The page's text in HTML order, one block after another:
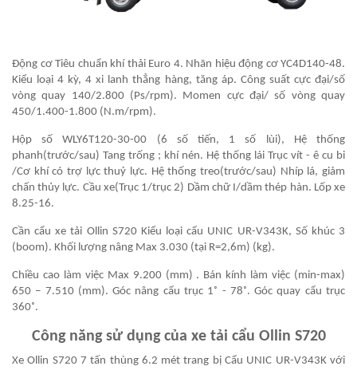
Động cơ Tiêu chuẩn khí thải Euro 4. Nhãn hiệu động cơ YC4D140-48.
Kiểu loại 4 kỳ, 4 xi lanh thẳng hàng, tăng áp. Công suất cực đại/số
vòng quay 140/2.800 (Ps/rpm). Momen cực đại/ số vòng quay
450/1.400-1.800 (N.m/rpm).
Hộp số WLY6T120-30-00 (6 số tiến, 1 số lùi), Hệ thống
phanh(trước/sau) Tang trống ; khí nén. Hệ thống lái Trục vít - ê cu bi
/Cơ khí có trợ lực thuỷ lực. Hệ thống treo(trước/sau) Nhíp lá, giảm
chấn thủy lực. Cầu xe(Trục 1/trục 2) Dầm chữ I/dầm thép hàn. Lốp xe
8.25-16.
Cần cẩu xe tải Ollin S720 Kiểu loại cẩu UNIC UR-V343K, Số khúc 3
(boom). Khối lượng nâng Max 3.030 (tại R=2,6m) (kg).
Chiều cao làm việc Max 9.200 (mm) . Bán kính làm việc (min-max)
650 – 7.510 (mm). Góc nâng cẩu trục 1˚ - 78˚. Góc quay cẩu trục
360˚.
Công năng sử dụng của xe tải cẩu Ollin S720
Xe Ollin S720 7 tấn thùng 6.2 mét trang bị Cẩu UNIC UR-V343K với